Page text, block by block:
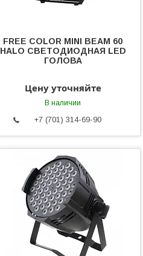
FREE COLOR MINI BEAM 60
HALO СВЕТОДИОДНАЯ LED
ГОЛОВА
Цену уточняйте
В наличии
+7 (701) 314-69-90